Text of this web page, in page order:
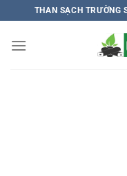
Chuyển
đến
nội
THAN SẠCH TRƯỜNG